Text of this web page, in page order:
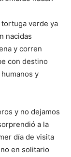
verde ya
nacidas
y corren
con destino
y
y no dejamos
a la
día de visita
en solitario